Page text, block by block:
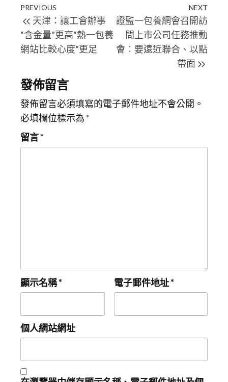
文
章
導
Previous
Post
PREVIOUS
天津：讓工會辦事
“含金量”更高“熱一包養
網站比較心度”更足
NEXT
證監一包養網會召開訪
問上市公司任務推動
會：要遠近聯合、以點
帶面
發佈留言
發佈留言必須填寫的電子郵件地址不會公開。
必填欄位標示為 *
留言*
顯示名稱* 電子郵件地址*
個人網站網址